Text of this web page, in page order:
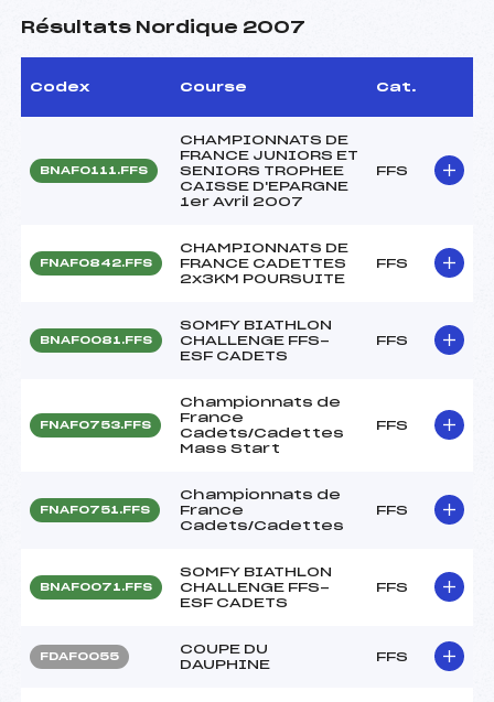
Résultats Nordique 2007
Codex Course Cat.
BNAF0111.FFS
CHAMPIONNATS DE
FRANCE JUNIORS ET
SENIORS TROPHEE
CAISSE D'EPARGNE
1er Avril 2007
FFS
FNAF0842.FFS
CHAMPIONNATS DE
FRANCE CADETTES
2x3KM POURSUITE
FFS
BNAF0081.FFS
SOMFY BIATHLON
CHALLENGE FFS-
ESF CADETS
FFS
FNAF0753.FFS
Championnats de
France
Cadets/Cadettes
Mass Start
FFS
FNAF0751.FFS
Championnats de
France
Cadets/Cadettes
FFS
BNAF0071.FFS
SOMFY BIATHLON
CHALLENGE FFS-
ESF CADETS
FFS
FDAF0055
COUPE DU
DAUPHINE
FFS